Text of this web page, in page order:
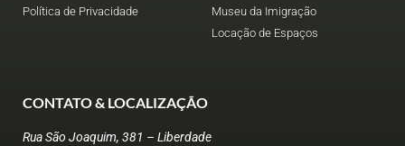
Política de Privacidade
Museu da Imigração
Locação de Espaços
CONTATO & LOCALIZAÇÃO
Rua São Joaquim, 381 – Liberdade